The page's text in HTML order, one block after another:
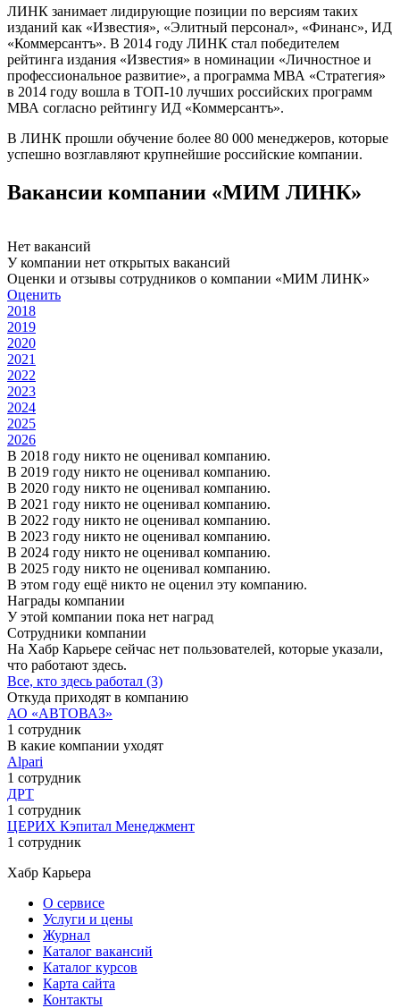
ЛИНК занимает лидирующие позиции по версиям таких
изданий как «Известия», «Элитный персонал», «Финанс», ИД
«Коммерсантъ». В 2014 году ЛИНК стал победителем
рейтинга издания «Известия» в номинации «Личностное и
профессиональное развитие», а программа МВА «Стратегия»
в 2014 году вошла в ТОП-10 лучших российских программ
МВА согласно рейтингу ИД «Коммерсантъ».
В ЛИНК прошли обучение более 80 000 менеджеров, которые
успешно возглавляют крупнейшие российские компании.
Вакансии компании «МИМ ЛИНК»
Нет вакансий
У компании нет открытых вакансий
Оценки и отзывы сотрудников о компании «МИМ ЛИНК»
Оценить
2018
2019
2020
2021
2022
2023
2024
2025
2026
В 2018 году никто не оценивал компанию.
В 2019 году никто не оценивал компанию.
В 2020 году никто не оценивал компанию.
В 2021 году никто не оценивал компанию.
В 2022 году никто не оценивал компанию.
В 2023 году никто не оценивал компанию.
В 2024 году никто не оценивал компанию.
В 2025 году никто не оценивал компанию.
В этом году ещё никто не оценил эту компанию.
Награды компании
У этой компании пока нет наград
Сотрудники компании
На Хабр Карьере сейчас нет пользователей, которые указали,
что работают здесь.
Все, кто здесь работал (3)
Откуда приходят в компанию
АО «АВТОВАЗ»
1 сотрудник
В какие компании уходят
Alpari
1 сотрудник
ДРТ
1 сотрудник
ЦЕРИХ Кэпитал Менеджмент
1 сотрудник
Хабр Карьера
О сервисе
Услуги и цены
Журнал
Каталог вакансий
Каталог курсов
Карта сайта
Контакты